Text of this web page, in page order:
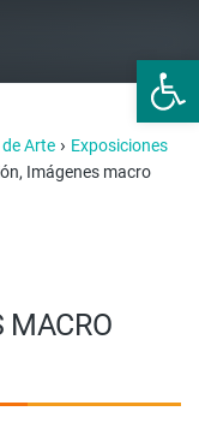
Abrir
Arte › Exposiciones
Imágenes macro
MACRO